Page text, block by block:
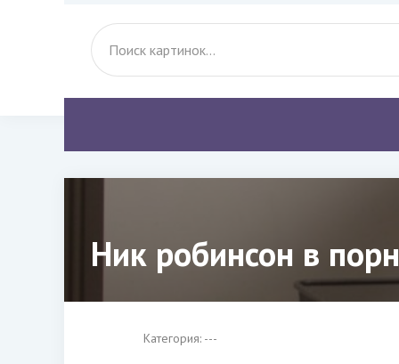
Ник робинсон в
Категория: ---